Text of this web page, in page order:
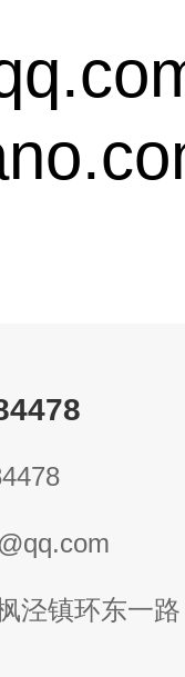
泾镇环东一路